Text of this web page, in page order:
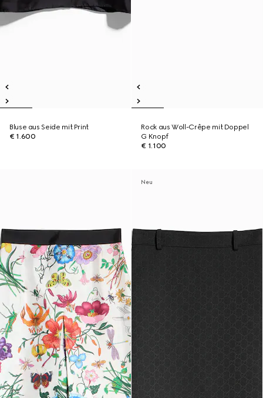
Bluse aus Seide mit Print
€ 1.600
Rock aus Woll-Crêpe mit Doppel
G Knopf
€ 1.100
Neu